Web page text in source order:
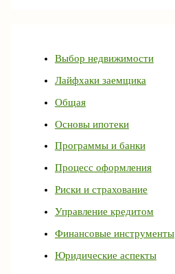
Выбор недвижимости
Лайфхаки заемщика
Общая
Основы ипотеки
Программы и банки
Процесс оформления
Риски и страхование
Управление кредитом
Финансовые инструменты
Юридические аспекты